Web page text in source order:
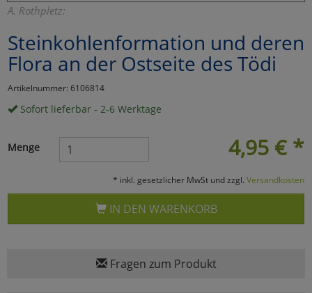
A. Rothpletz:
Steinkohlenformation und deren
Flora an der Ostseite des Tödi
Artikelnummer: 6106814
Sofort lieferbar - 2-6 Werktage
4,95 € *
Menge
* inkl. gesetzlicher MwSt und zzgl. Versandkosten
IN DEN WARENKORB
Fragen zum Produkt
Marketing
Umfragetools
Cookies
Alle Akzeptieren
zurückzu Haupptseite